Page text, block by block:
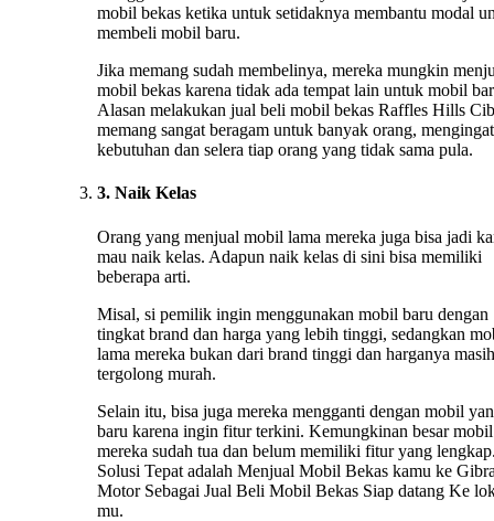
mobil bekas ketika untuk setidaknya membantu modal
membeli mobil baru.
Jika memang sudah membelinya, mereka mungkin
mobil bekas karena tidak ada tempat lain untuk mobil
Alasan melakukan jual beli mobil bekas Raffles Hills
memang sangat beragam untuk banyak orang, mengingat
kebutuhan dan selera tiap orang yang tidak sama pula.
3. Naik Kelas
Orang yang menjual mobil lama mereka juga bisa jadi
mau naik kelas. Adapun naik kelas di sini bisa memiliki
beberapa arti.
Misal, si pemilik ingin menggunakan mobil baru dengan
tingkat brand dan harga yang lebih tinggi, sedangkan
lama mereka bukan dari brand tinggi dan harganya masih
tergolong murah.
Selain itu, bisa juga mereka mengganti dengan mobil
baru karena ingin fitur terkini. Kemungkinan besar mobil
mereka sudah tua dan belum memiliki fitur yang
Solusi Tepat adalah Menjual Mobil Bekas kamu ke
Motor Sebagai Jual Beli Mobil Bekas Siap datang Ke
mu.